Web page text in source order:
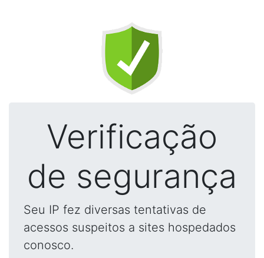
Verificação
de segurança
Seu IP fez diversas tentativas de
acessos suspeitos a sites hospedados
conosco.